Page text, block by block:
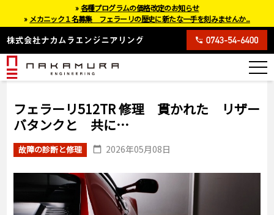
フェラーリ512TR 修理 貫かれた リザー
バタンクと 共に…
故障の診断と修理 2026年05月08日
»各種プログラムの価格改定のお知らせ
» メカニック１名募集 フェラーリの歴史に新たな一手を刻みませんか...